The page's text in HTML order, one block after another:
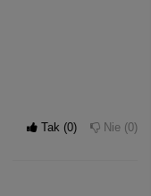
Tak 0 Nie 0